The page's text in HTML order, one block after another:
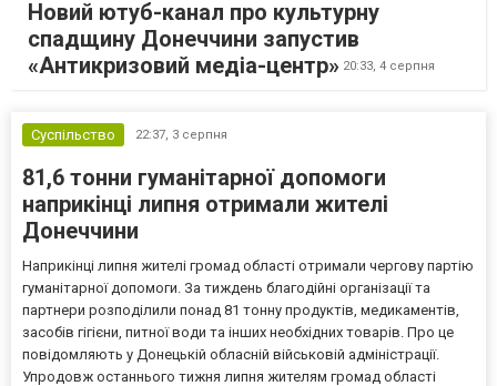
Новий ютуб-канал про культурну
спадщину Донеччини запустив
«Антикризовий медіа-центр» 20:33, 4 серпня
Суспільство 22:37, 3 серпня
81,6 тонни гуманітарної допомоги
наприкінці липня отримали жителі
Донеччини
Наприкінці липня жителі громад області отримали чергову партію
гуманітарної допомоги. За тиждень благодійні організації та
партнери розподілили понад 81 тонну продуктів, медикаментів,
засобів гігієни, питної води та інших необхідних товарів. Про це
повідомляють у Донецькій обласній військовій адміністрації.
Упродовж останнього тижня липня жителям громад області